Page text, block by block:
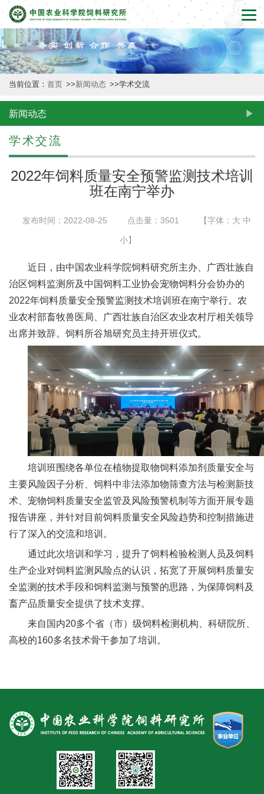
首
页
本
所
概
况
新
闻
团
转
化
人
队
伍
育
当前位置： 首页 >>新闻动态 >>学术交流
新闻动态
学术交流
2022年饲料质量安全预警监测技术培训
班在南宁举办
发布时间：2022-08-25 点击量： 3501 【字体： 大 中
小】
近日，由中国农业科学院饲料研究所主办、广西壮族自
治区饲料监测所及中国饲料工业协会宠物饲料分会协办的
2022年饲料质量安全预警监测技术培训班在南宁举行。农
业农村部畜牧兽医局、广西壮族自治区农业农村厅相关领导
出席并致辞。饲料所谷旭研究员主持开班仪式。
培训班围绕各单位在植物提取物饲料添加剂质量安全与
主要风险因子分析、饲料中非法添加物筛查方法与检测新技
术、宠物饲料质量安全监管及风险预警机制等方面开展专题
报告讲座，并针对目前饲料质量安全风险趋势和控制措施进
行了深入的交流和培训。
通过此次培训和学习，提升了饲料检验检测人员及饲料
生产企业对饲料监测风险点的认识，拓宽了开展饲料质量安
全监测的技术手段和饲料监测与预警的思路，为保障饲料及
畜产品质量安全提供了技术支撑。
来自国内20多个省（市）级饲料检测机构、科研院所、
高校的160多名技术骨干参加了培训。